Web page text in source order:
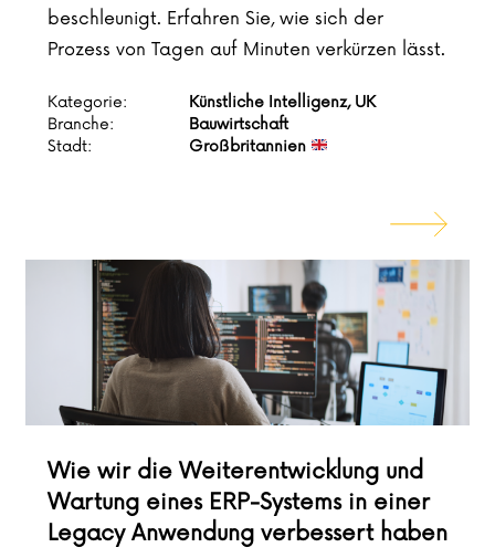
beschleunigt. Erfahren Sie, wie sich der
Prozess von Tagen auf Minuten verkürzen lässt.
Kategorie:
Künstliche Intelligenz, UK
Branche:
Bauwirtschaft
Stadt:
Großbritannien
Wie wir die Weiterentwicklung und
Wartung eines ERP-Systems in einer
Legacy Anwendung verbessert haben